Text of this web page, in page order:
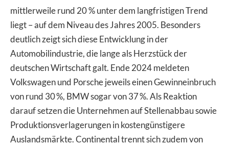
mittlerweile rund 20 % unter dem langfristigen Trend
liegt – auf dem Niveau des Jahres 2005. Besonders
deutlich zeigt sich diese Entwicklung in der
Automobilindustrie, die lange als Herzstück der
deutschen Wirtschaft galt. Ende 2024 meldeten
Volkswagen und Porsche jeweils einen Gewinneinbruch
von rund 30 %, BMW sogar von 37 %. Als Reaktion
darauf setzen die Unternehmen auf Stellenabbau sowie
Produktionsverlagerungen in kostengünstigere
Auslandsmärkte. Continental trennt sich zudem von